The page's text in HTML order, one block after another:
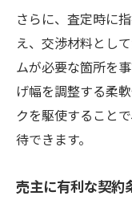
さらに、査定時に
え、交渉材料とし
ムが必要な箇所を
げ幅を調整する柔
クを駆使すること
待できます。
売主に有利な契約